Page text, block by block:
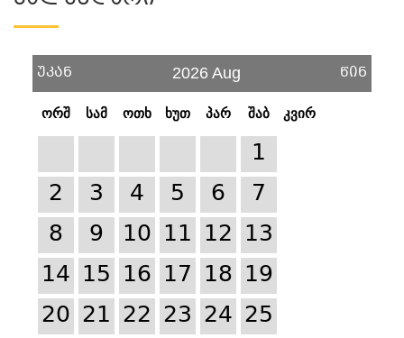
უკან 2026 Aug წინ
ორშ სამ ოთხ ხუთ პარ შაბ კვირ
1
2
3 4 5 6
7
8
9 10 11 12 13
14 15 16 17 18 19
20 21 22 23 24 25